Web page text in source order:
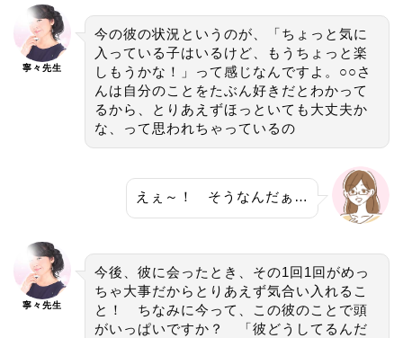
寧々先生
今の彼の状況というのが、「ちょっと気に
入っている子はいるけど、もうちょっと楽
しもうかな！」って感じなんですよ。○○さ
んは自分のことをたぶん好きだとわかって
るから、とりあえずほっといても大丈夫か
な、って思われちゃっているの
えぇ～！ そうなんだぁ…
寧々先生
今後、彼に会ったとき、その1回1回がめっ
ちゃ大事だからとりあえず気合い入れるこ
と！ ちなみに今って、この彼のことで頭
がいっぱいですか？ 「彼どうしてるんだ